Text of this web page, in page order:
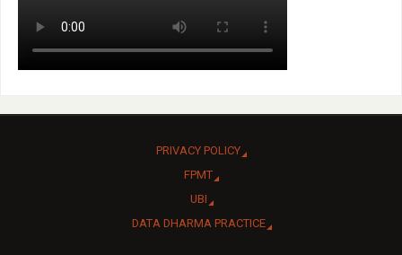
PRIVACY POLICY
FPMT
UBI
DATA DHARMA PRACTICE